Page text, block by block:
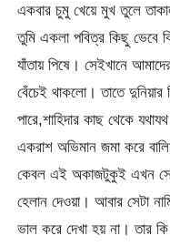
একবার চুমু খেয়ে মুখ তুলে
তুমি একলা পবিত্র কিছু ভেবে
যাঁতায় পিষে। সেইখানে
বেঁচেই থাকলো। তাতে
পারে,শাহিদার কাছ থেকে
একরাশ অভিমান জমা করে
কেবল এই অকাজটুকুই এখন সে
হেলান দেওয়া। আবার সেটা
ভাল করে দেখা হয় না। তার